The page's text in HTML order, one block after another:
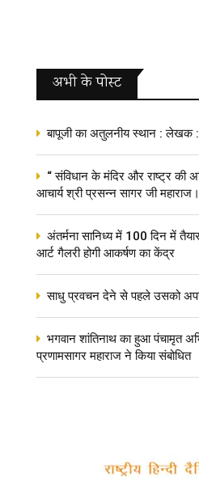
अभी के पोस्‍ट
बापूजी का अतुलनीय स्थान :
“ संविधान के मंदिर और राष्ट्र की
आचार्य श्री प्रसन्न सागर जी
अंतर्मना सानिध्य में 100 दिन में
आर्ट गैलरी होगी आकर्षण का केंद्र
साधु प्रवचन देने से पहले उसको
भगवान शांतिनाथ का हुआ पंचामृत
प्रणामसागर महाराज ने किया संबोधित